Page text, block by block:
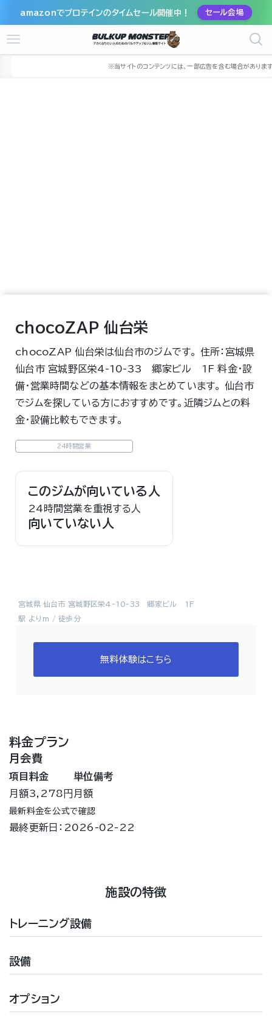
amazonでプロテインのタイムセール開催中！ セール会場
宮城県 仙台市 仙台市宮城野区
chocoZAP 仙台栄
chocoZAP 仙台栄は仙台市のジムです。 住所：宮城県
仙台市 宮城野区栄4-10-33 郷家ビル 1F 料金・設
備・営業時間などの基本情報をまとめています。 仙台市
でジムを探している方におすすめです。近隣ジムとの料
金・設備比較もできます。
24時間営業
このジムが向いている人
24時間営業を重視する人
向いていない人
宮城県 仙台市 宮城野区栄4-10-33 郷家ビル 1F
駅 よりm / 徒歩分
無料体験はこちら
料金プラン
月会費
項目 料金 単位備考
月額3,278円 月額
最新料金を公式で確認
最終更新日：2026-02-22
施設の特徴
トレーニング設備
設備
オプション